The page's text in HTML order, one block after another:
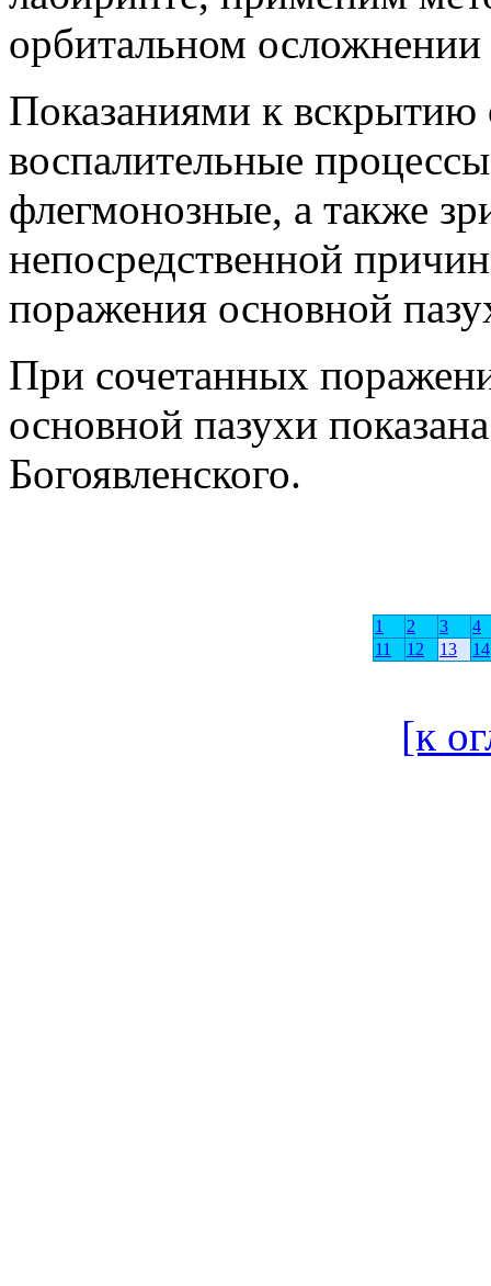
орбитальном осложнении
Показаниями к вскрытию
воспалительные
флегмонозные, а также
непосредственной
поражения основной
При сочетанных
основной пазухи
Богоявленского.
1 2 3
4
11
12 13 14
[к